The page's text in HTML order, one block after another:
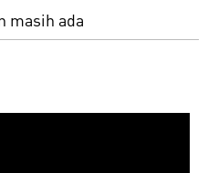
masih ada